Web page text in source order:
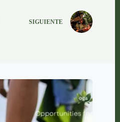
SIGUIENTE